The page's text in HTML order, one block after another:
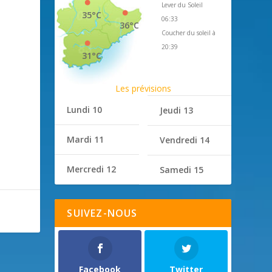
36°C
35°C
31°C
Lever du Soleil
06:33
Coucher du soleil à
20:39
Les prévisions
Lundi 10
Mardi 11
Mercredi 12
Jeudi 13
Vendredi 14
Samedi 15
SUIVEZ-NOUS
Facebook Twitter